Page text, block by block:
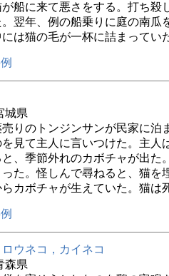
が船に来て悪さをする。打ち殺
翌年、例の船乗りに庭の南瓜
は猫の毛が一杯に詰まってい
城県
りのトンジンサンが民家に泊
見て主人に言いつけた。主人
、季節外れのカボチャが出た
った。怪しんで尋ねると、猫を
カボチャが生えていた。猫は
ウネコ，カイネコ
森県